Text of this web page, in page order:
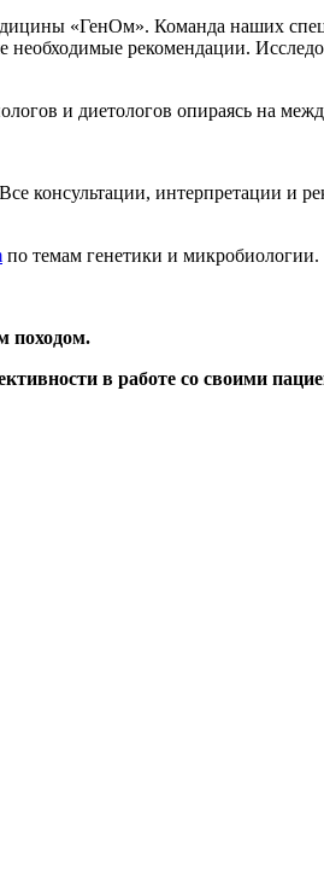
«ГенОм». Команда наших
необходимые рекомендации.
и диетологов опираясь на
консультации, интерпретации
по темам генетики и микробиологии.
походом.
в работе со своими